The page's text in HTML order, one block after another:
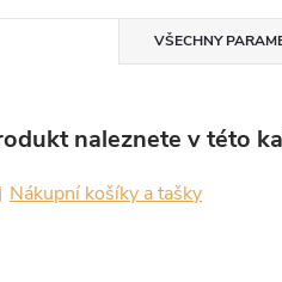
VŠECHNY
naleznete v této
Nákupní košíky a tašky